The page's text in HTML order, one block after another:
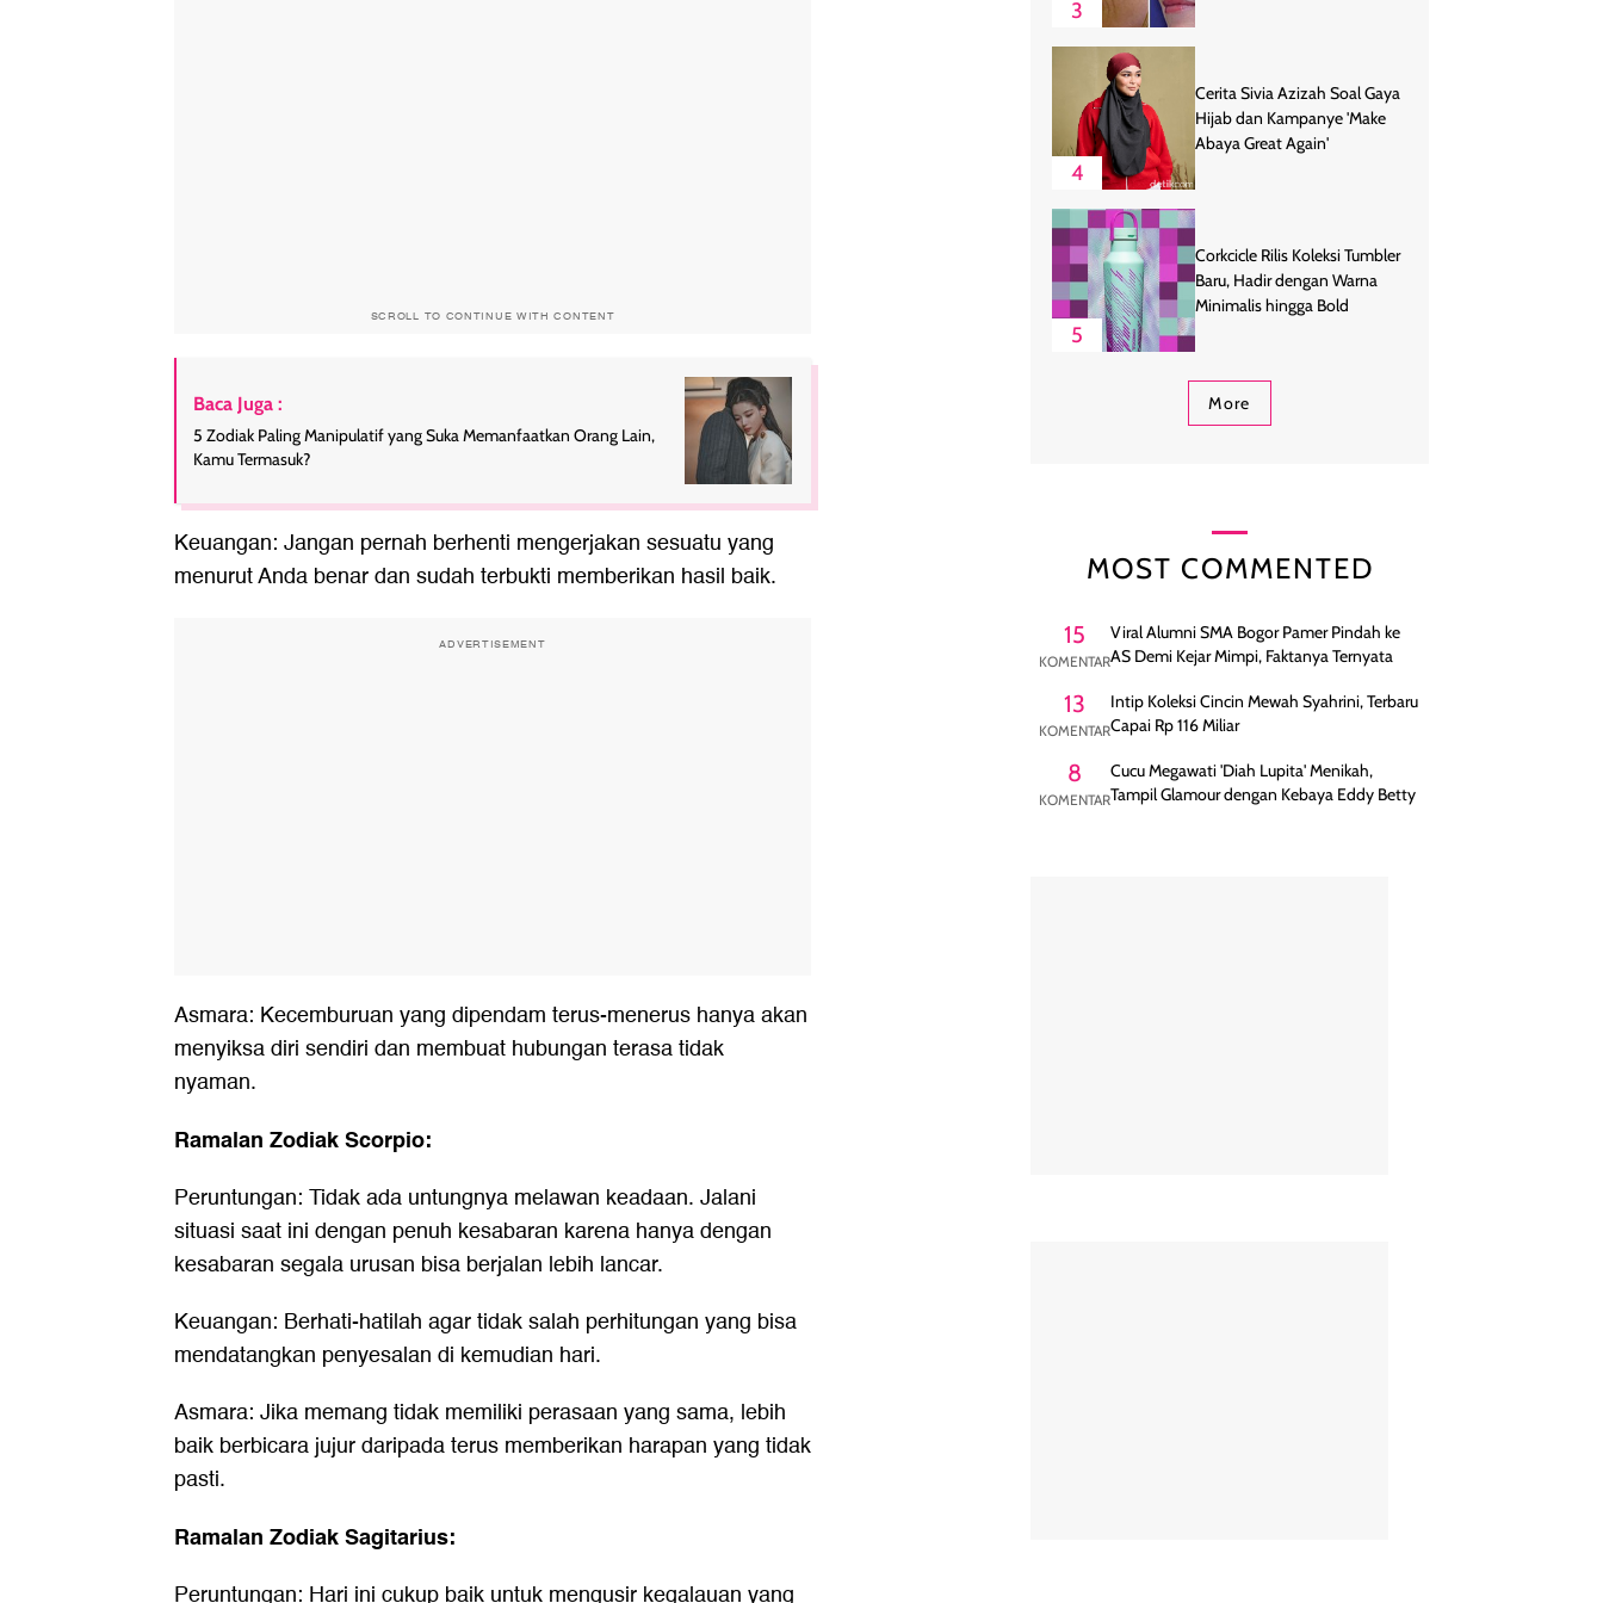
SCROLL TO CONTINUE WITH CONTENT
Baca Juga :
5 Zodiak Paling Manipulatif yang Suka Memanfaatkan Orang Lain,
Kamu Termasuk?
Keuangan: Jangan pernah berhenti mengerjakan sesuatu yang
menurut Anda benar dan sudah terbukti memberikan hasil baik.
ADVERTISEMENT
Asmara: Kecemburuan yang dipendam terus-menerus hanya akan
menyiksa diri sendiri dan membuat hubungan terasa tidak
nyaman.
Ramalan Zodiak Scorpio:
Peruntungan: Tidak ada untungnya melawan keadaan. Jalani
situasi saat ini dengan penuh kesabaran karena hanya dengan
kesabaran segala urusan bisa berjalan lebih lancar.
Keuangan: Berhati-hatilah agar tidak salah perhitungan yang bisa
mendatangkan penyesalan di kemudian hari.
Asmara: Jika memang tidak memiliki perasaan yang sama, lebih
baik berbicara jujur daripada terus memberikan harapan yang tidak
pasti.
Ramalan Zodiak Sagitarius:
Peruntungan: Hari ini cukup baik untuk mengusir kegalauan yang
3
4
Cerita Sivia Azizah Soal Gaya
Hijab dan Kampanye 'Make
Abaya Great Again'
5
Corkcicle Rilis Koleksi Tumbler
Baru, Hadir dengan Warna
Minimalis hingga Bold
More
MOST COMMENTED
15
KOMENTAR
Viral Alumni SMA Bogor Pamer Pindah ke
AS Demi Kejar Mimpi, Faktanya Ternyata
13
KOMENTAR
Intip Koleksi Cincin Mewah Syahrini, Terbaru
Capai Rp 116 Miliar
8
KOMENTAR
Cucu Megawati 'Diah Lupita' Menikah,
Tampil Glamour dengan Kebaya Eddy Betty